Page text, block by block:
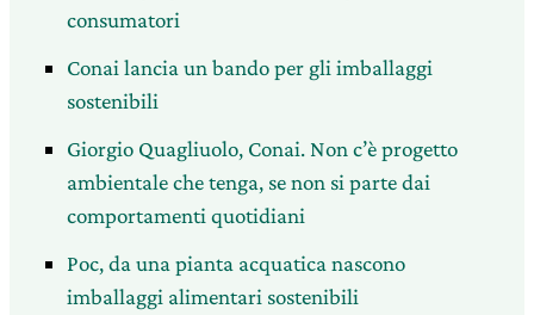
consumatori
Conai lancia un bando per gli imballaggi
sostenibili
Giorgio Quagliuolo, Conai. Non c’è progetto
ambientale che tenga, se non si parte dai
comportamenti quotidiani
Poc, da una pianta acquatica nascono
imballaggi alimentari sostenibili